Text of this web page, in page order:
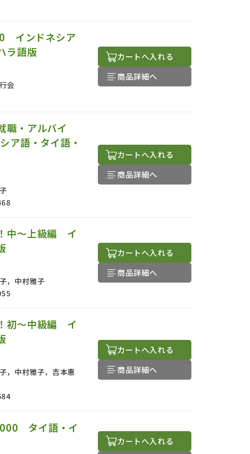
インドネシア
ラ語版
会
カートへ入れる
商品詳細へ
・アルバイ
語・タイ語・
子
カートへ入れる
商品詳細へ
中～上級編 イ
，中村雅子
カートへ入れる
商品詳細へ
初～中級編 イ
，中村雅子，吉本惠
カートへ入れる
商品詳細へ
タイ語・イ
カートへ入れる